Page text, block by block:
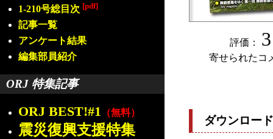
1-210号総目次 [pdf]
記事一覧
アンケート結果
編集部員紹介
ORJ 特集記事
ORJ BEST!#1 （無料）
震災復興支援特集
評価： 3
寄せられたコ
ダウンロー